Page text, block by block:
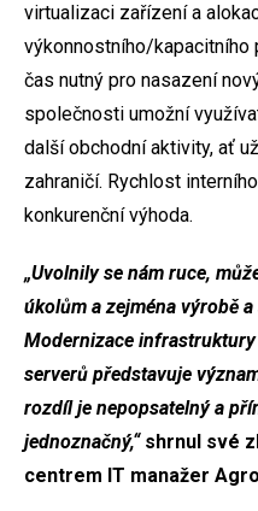
virtualizaci zařízení a
výkonnostního/
čas nutný pro nasazení
společnosti umožní
další obchodní aktivity, ať
zahraničí. Rychlost
konkurenční výhoda.
„Uvolnily se nám ruce,
úkolům a zejména výrobě
Modernizace
serverů představuje
rozdíl je nepopsatelný a
jednoznačný,“shrnul své
centrem IT manažer